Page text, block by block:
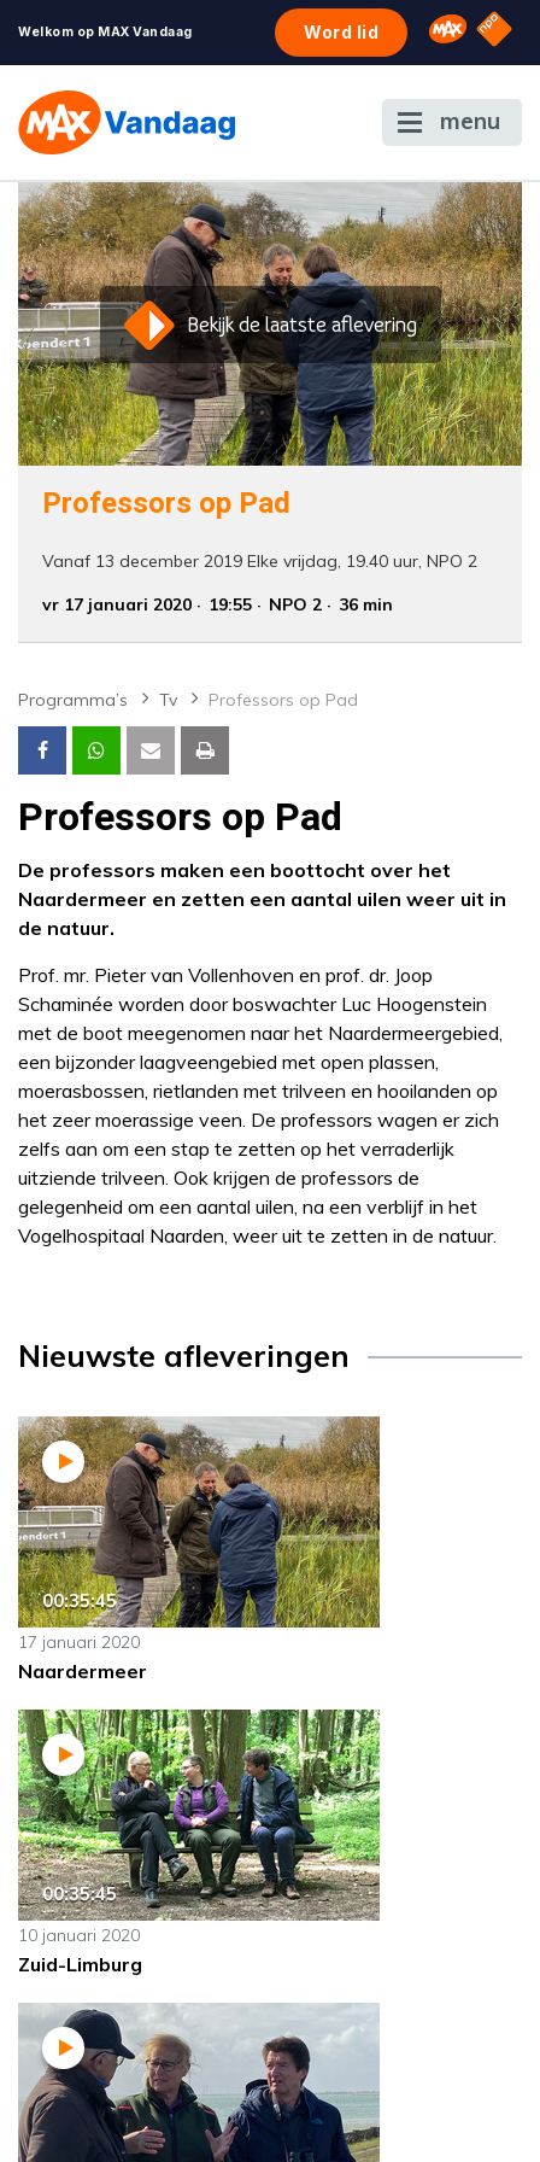
Welkom op MAX Vandaag Word lid Omroep
NPO
menu
Bekijk de laatste aflevering
Professors op Pad
Vanaf 13 december 2019 Elke vrijdag, 19.40 uur, NPO 2
vr 17 januari 2020
19:55 NPO 2 36 min
Programma’s Tv Professors op Pad
Professors op Pad
De professors maken een boottocht over het
Naardermeer en zetten een aantal uilen weer uit in
de natuur.
Prof. mr. Pieter van Vollenhoven en prof. dr. Joop
Schaminée worden door boswachter Luc Hoogenstein
met de boot meegenomen naar het Naardermeergebied,
een bijzonder laagveengebied met open plassen,
moerasbossen, rietlanden met trilveen en hooilanden op
het zeer moerassige veen. De professors wagen er zich
zelfs aan om een stap te zetten op het verraderlijk
uitziende trilveen. Ook krijgen de professors de
gelegenheid om een aantal uilen, na een verblijf in het
Vogelhospitaal Naarden, weer uit te zetten in de natuur.
Nieuwste afleveringen
00:35:45
17 januari 2020
Naardermeer
00:35:45
10 januari 2020
Zuid-Limburg